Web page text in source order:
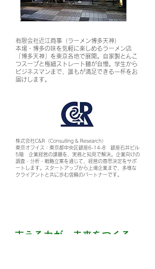
有限会社近江商事（ラーメン博多天神）
本場・博多の味を気軽に楽しめるラーメン店
「博多天神」を東京各地で展開。自家製とんこ
つスープと極細ストレート麺が自慢。学生から
ビジネスマンまで、誰もが満足できる一杯をお
届けします。
株式会社C&R（Consulting & Research）
東京オフイス：東京都中央区銀座6-14-8 銀座石井ビル
5階 企業経営の課題を、実務と知見で解決。企業向けの
調査・分析・戦略立案を通じて、経営の意思決定をサポ
ートします。スタートアップから上場企業まで、多様な
クライアントと共に歩む信頼のパートナーです。
支える力が、未来をつくる。